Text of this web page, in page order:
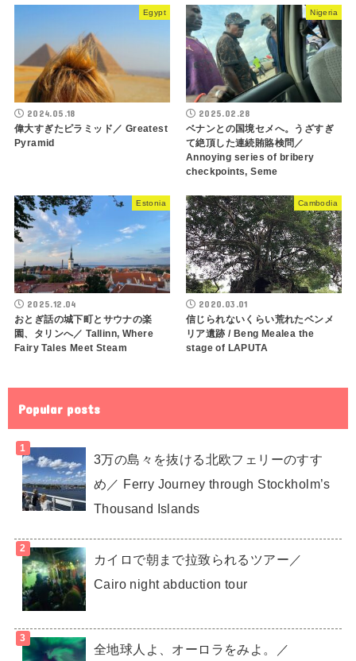
Egypt
2024.05.18
偉大すぎたピラミッド／ Greatest
Pyramid
Nigeria
2025.02.28
ベナンとの国境セメへ。うざすぎ
て絶頂した連続賄賂検問／
Annoying series of bribery
checkpoints, Seme
Estonia
2025.12.04
おとぎ話の城下町とサウナの楽
園、タリンへ／ Tallinn, Where
Fairy Tales Meet Steam
Cambodia
2020.03.01
信じられないくらい荒れたベンメ
リア遺跡 / Beng Mealea the
stage of LAPUTA
Popular posts
3万の島々を抜ける北欧フェリーのすす
め／ Ferry Journey through Stockholm’s
Thousand Islands
カイロで朝まで拉致られるツアー／
Cairo night abduction tour
全地球人よ、オーロラをみよ。／